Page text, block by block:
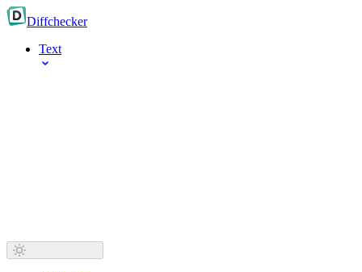
Diffchecker
Text